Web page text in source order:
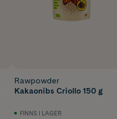
Rawpowder
Kakaonibs Criollo 150 g
FINNS I LAGER